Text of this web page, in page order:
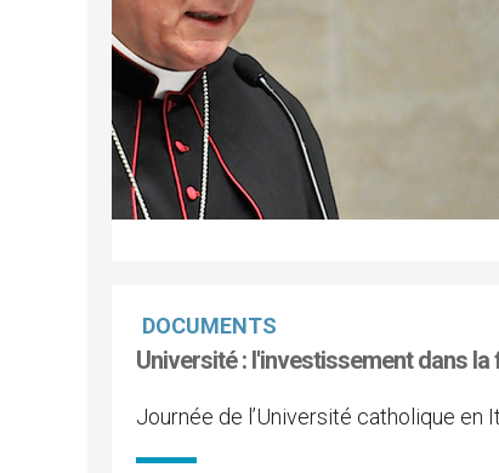
DOCUMENTS
Université : l'investissement dans
Journée de l’Université catholique en